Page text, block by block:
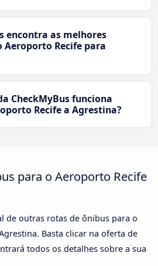
encontra as melhores
Aeroporto Recife para
CheckMyBus funciona
Recife a Agrestina?
para o Aeroporto Recife
de outras rotas de ônibus para o
Basta clicar na oferta de
todos os detalhes sobre a sua